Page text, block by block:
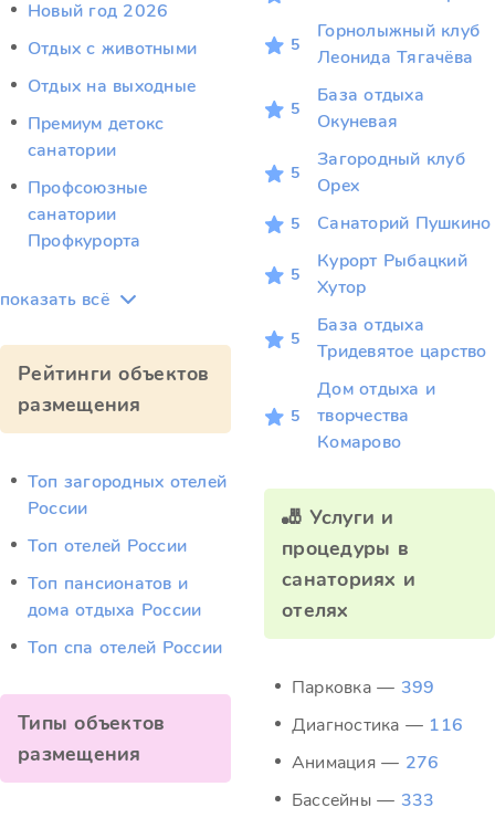
Новый год 2026
Отдых c животными
Отдых на выходные
Премиум детокс
санатории
Профсоюзные
санатории
Профкурорта
показать всё
Рейтинги объектов
размещения
Топ загородных отелей
России
Топ отелей России
Топ пансионатов и
дома отдыха России
Топ спа отелей России
Типы объектов
размещения
5
Горнолыжный клуб
Леонида Тягачёва
5
База отдыха
Окуневая
5
Загородный клуб
Орех
5 Санаторий Пушкино
5
Курорт Рыбацкий
Хутор
5
База отдыха
Тридевятое царство
5
Дом отдыха и
творчества
Комарово
🎳 Услуги и
процедуры в
санаториях и
отелях
Парковка — 399
Диагностика — 116
Анимация — 276
Бассейны — 333